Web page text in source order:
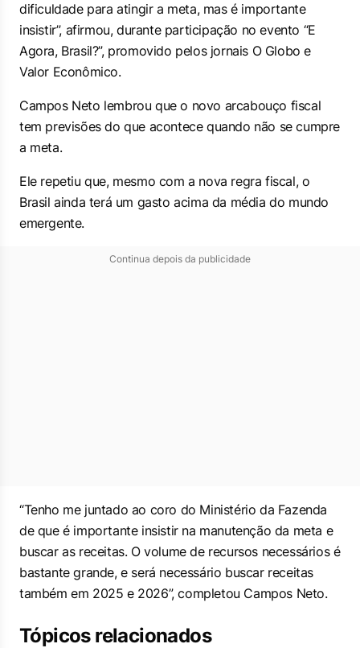
dificuldade para atingir a meta, mas é importante
insistir”, afirmou, durante participação no evento “E
Agora, Brasil?”, promovido pelos jornais O Globo e
Valor Econômico.
Campos Neto lembrou que o novo arcabouço fiscal
tem previsões do que acontece quando não se cumpre
a meta.
Ele repetiu que, mesmo com a nova regra fiscal, o
Brasil ainda terá um gasto acima da média do mundo
emergente.
Continua depois da publicidade
“Tenho me juntado ao coro do Ministério da Fazenda
de que é importante insistir na manutenção da meta e
buscar as receitas. O volume de recursos necessários é
bastante grande, e será necessário buscar receitas
também em 2025 e 2026”, completou Campos Neto.
Tópicos relacionados